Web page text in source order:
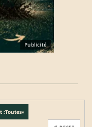
Publicité
:Toutes▾